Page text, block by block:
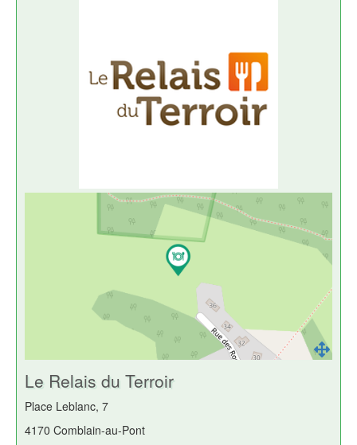
Le Relais du Terroir
Place Leblanc, 7
4170 Comblain-au-Pont